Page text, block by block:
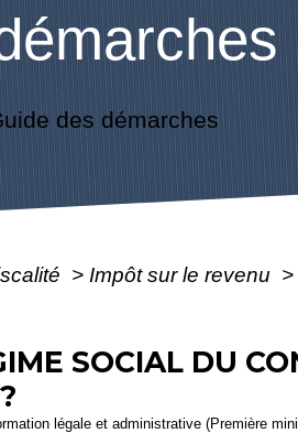
des démarches
> Impôt sur le revenu >
SOCIAL DU
légale et administrative (Première